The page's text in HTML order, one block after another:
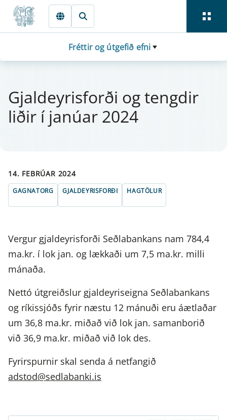
Fara beint í Meginmál
Fréttir og útgefið efni
Gjal­dey­ris­forði og tengd­ir
liðir í janú­ar 2024
14. FEBRÚAR 2024
GAGNATORG GJALDEYRISFORÐI HAGTÖLUR
Vergur gjaldeyrisforði Seðlabankans nam 784,4
ma.kr. í lok jan. og lækkaði um 7,5 ma.kr. milli
mánaða.
Nettó útgreiðslur gjaldeyriseigna Seðlabankans
og ríkissjóðs fyrir næstu 12 mánuði eru áætlaðar
um 36,8 ma.kr. miðað við lok jan. samanborið
við 36,9 ma.kr. miðað við lok des.
Fyrirspurnir skal senda á netfangið
adstod@sedlabanki.is